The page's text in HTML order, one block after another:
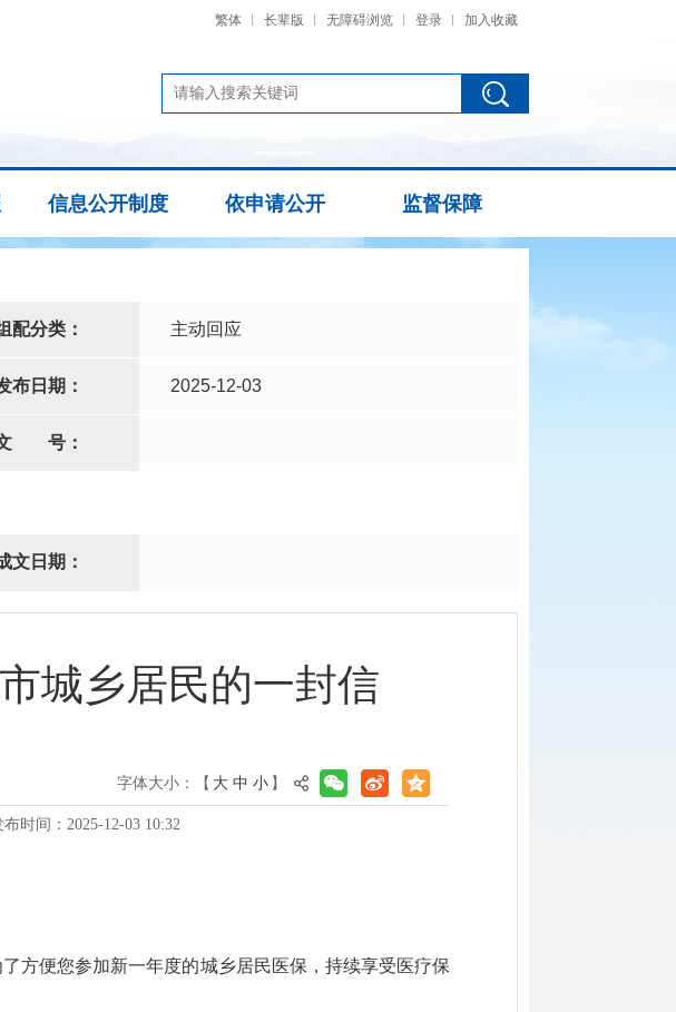
繁体 长辈版 无障碍浏览 登录 加入收藏
信息公开制度 依申请公开 监督保障
配分类： 主动回应
布日期： 2025-12-03
号：
文日期：
城乡居民的一封信
字体大小：【 大 中 小 】
布时间：2025-12-03 10:32
方便您参加新一年度的城乡居民医保，持续享受医疗保